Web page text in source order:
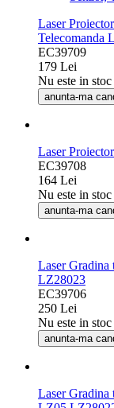
Laser
Telecomanda
EC39709
179 Lei
Nu este in stoc
anunta-ma
Laser
EC39708
164 Lei
Nu este in stoc
anunta-ma
Laser Gradina
LZ28023
EC39706
250 Lei
Nu este in stoc
anunta-ma
Laser Gradina